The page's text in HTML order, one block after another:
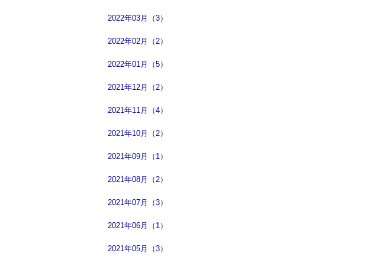
2022年03月（3）
2022年02月（2）
2022年01月（5）
2021年12月（2）
2021年11月（4）
2021年10月（2）
2021年09月（1）
2021年08月（2）
2021年07月（3）
2021年06月（1）
2021年05月（3）